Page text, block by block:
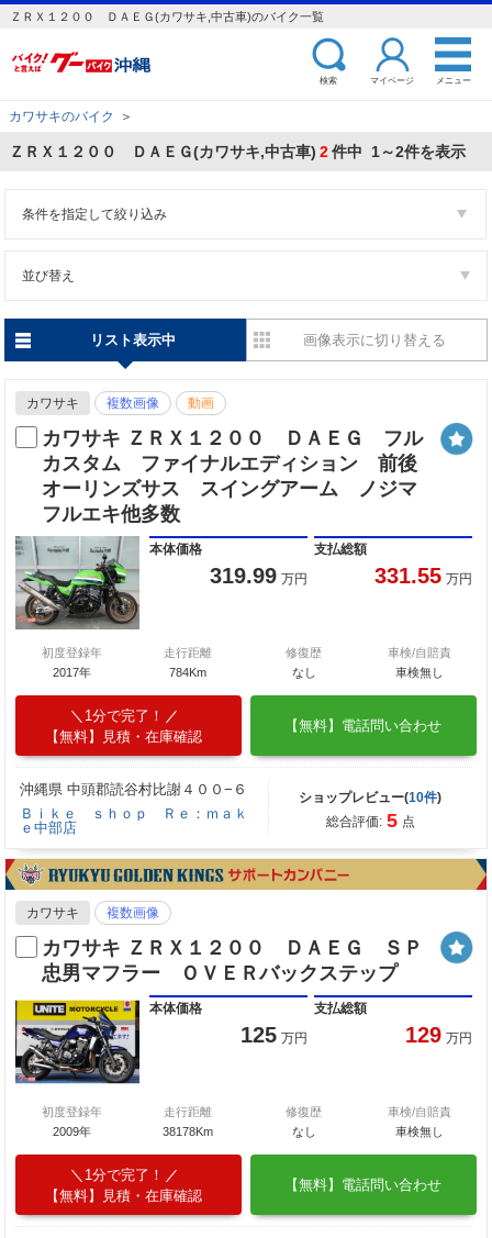
ＺＲＸ１２００ ＤＡＥＧ(カワサキ,中古車)のバイク一覧
検索 マイページ メニュー
カワサキのバイク ＞
ＺＲＸ１２００ ＤＡＥＧ(カワサキ,中古車) 2件中 1～2件を表示
条件を指定して絞り込み
並び替え
リスト表示中 画像表示に切り替える
カワサキ 複数画像 動画
カワサキ ＺＲＸ１２００ ＤＡＥＧ フル
カスタム ファイナルエディション 前後
オーリンズサス スイングアーム ノジマ
フルエキ他多数
本体価格
319.99 万円
支払総額
331.55 万円
初度登録年
2017年
走行距離
784Km
修復歴
なし
車検/自賠責
車検無し
1分で完了！
【無料】見積・在庫確認
【無料】電話問い合わせ
沖縄県 中頭郡読谷村比謝４００−６
Ｂｉｋｅ ｓｈｏｐ Ｒｅ：ｍａｋ
ｅ中部店
ショップレビュー(10件)
総合評価: 5 点
カワサキ 複数画像
カワサキ ＺＲＸ１２００ ＤＡＥＧ ＳＰ
忠男マフラー ＯＶＥＲバックステップ
本体価格
125 万円
支払総額
129 万円
初度登録年
2009年
走行距離
38178Km
修復歴
なし
車検/自賠責
車検無し
1分で完了！
【無料】見積・在庫確認
【無料】電話問い合わせ